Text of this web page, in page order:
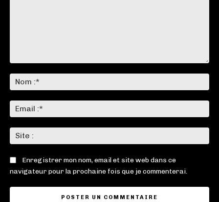
:*
:*
:
Enregistrer mon nom, email et site web dans ce
navigateur pour la prochaine fois que je commenterai.